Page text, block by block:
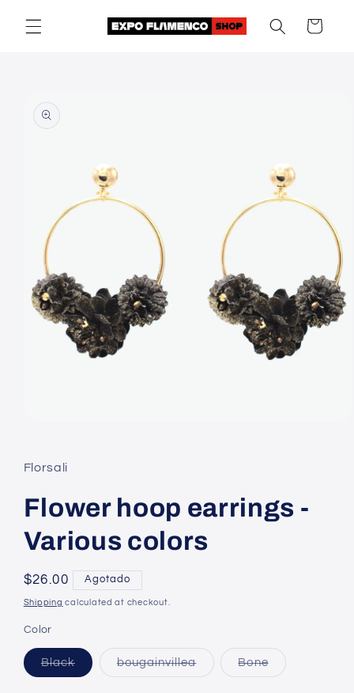
content
Cart
product
information
in
modal
Florsali
Flower hoop earrings -
Various colors
Regular
price
$26.00 Agotado
Shipping calculated at checkout.
Color
BlackAgotadobougainvilleaAgotadoBoneAgotado